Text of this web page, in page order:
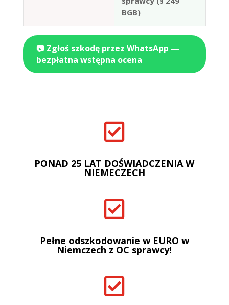
BGB)
📷 Zgłoś szkodę przez WhatsApp —
bezpłatna wstępna ocena

PONAD 25 LAT DOŚWIADCZENIA W
NIEMECZECH

Pełne odszkodowanie w EURO w
Niemczech z OC sprawcy!
